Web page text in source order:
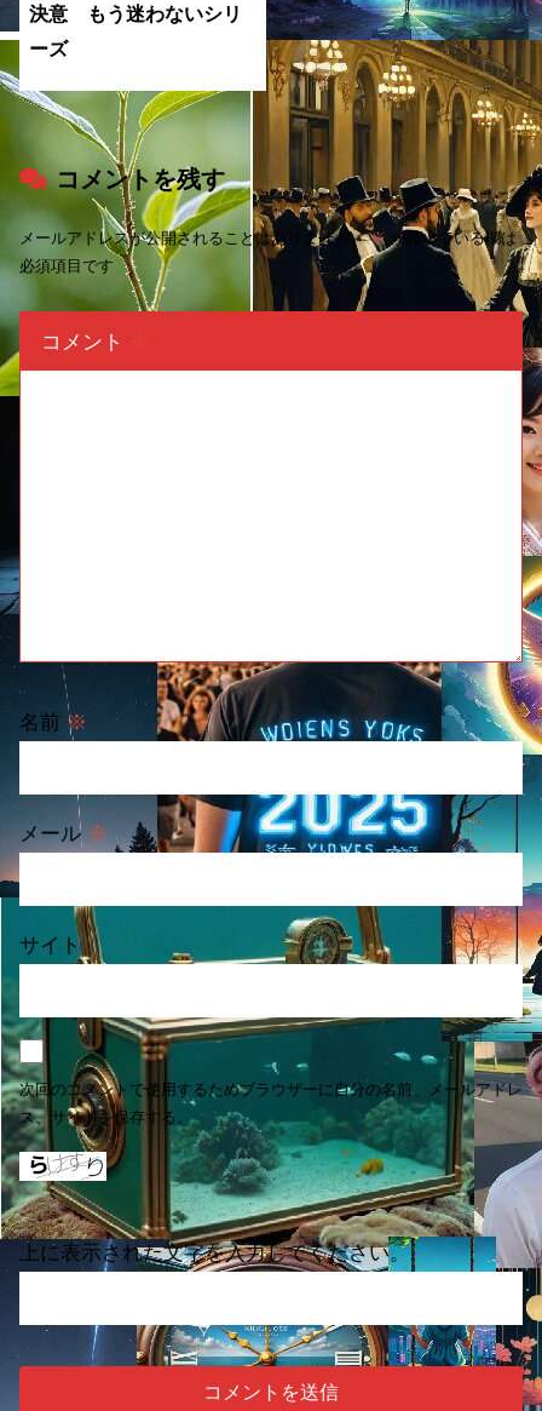
決意 もう迷わないシリ
ーズ
コメントを残す
メールアドレスが公開されることはありません。 ※が付いている欄は
必須項目です
コメント
名前 ※
メール ※
サイト
次回のコメントで使用するためブラウザーに自分の名前、メールアドレ
ス、サイトを保存する。
上に表示された文字を入力してください。